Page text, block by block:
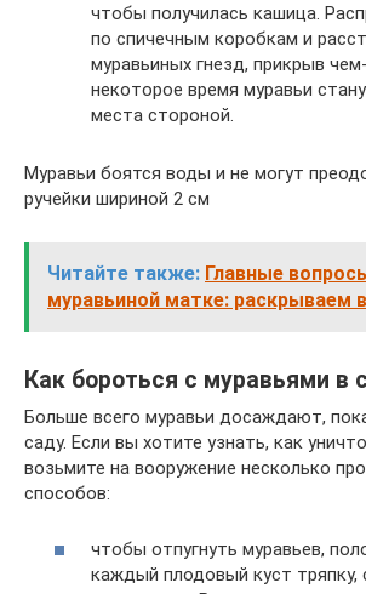
чтобы получилась кашица.
по спичечным коробкам и
муравьиных гнезд, прикрыв
некоторое время муравьи
места стороной.
Муравьи боятся воды и не могут
ручейки шириной 2 см
Читайте также: Главные
муравьиной матке: раскрываем
Как бороться с муравьями в
Больше всего муравьи досаждают,
саду. Если вы хотите узнать, как
возьмите на вооружение несколько
способов:
чтобы отпугнуть муравьев,
каждый плодовый куст тряпку,